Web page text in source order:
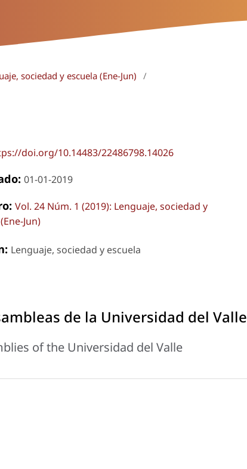
sociedad y escuela (Ene-Jun)
/
doi.org/10.14483/22486798.14026
01-01-2019
Vol. 24 Núm. 1 (2019): Lenguaje, sociedad y
Jun)
Lenguaje, sociedad y escuela
de la Universidad del Valle
of the Universidad del Valle